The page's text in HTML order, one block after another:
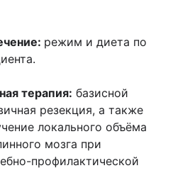
режим и диета по
терапия: базисной
резекция, а также
локального объёма
мозга при
профилактической